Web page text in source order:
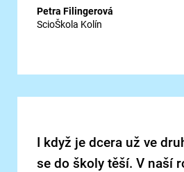
Petra Filingerová
ScioŠkola Kolín
I když je dcera už ve
se do školy těší. V naší